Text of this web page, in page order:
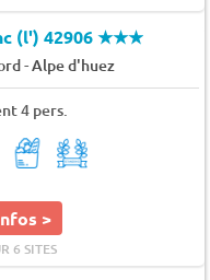
(l') 42906★★★
-Alpe d'huez
4 pers.
>
6 SITES